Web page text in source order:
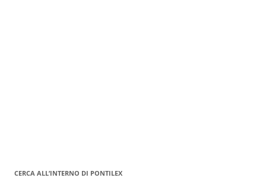
CERCA ALL’INTERNO DI PONTILEX